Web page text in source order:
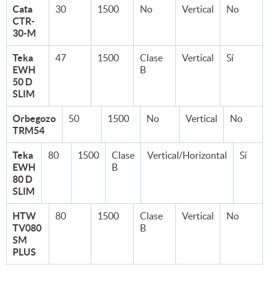
Cata
CTR-
30-M
30 1500 No Vertical No
Teka
EWH
50 D
SLIM
47 1500
Clase
B
Vertical Sí
Orbegozo
TRM54
50 1500 No Vertical No
Teka
EWH
80 D
SLIM
80 1500
Clase
B
Vertical/Horizontal Sí
HTW
TV080
SM
PLUS
80 1500
Clase
B
Vertical No